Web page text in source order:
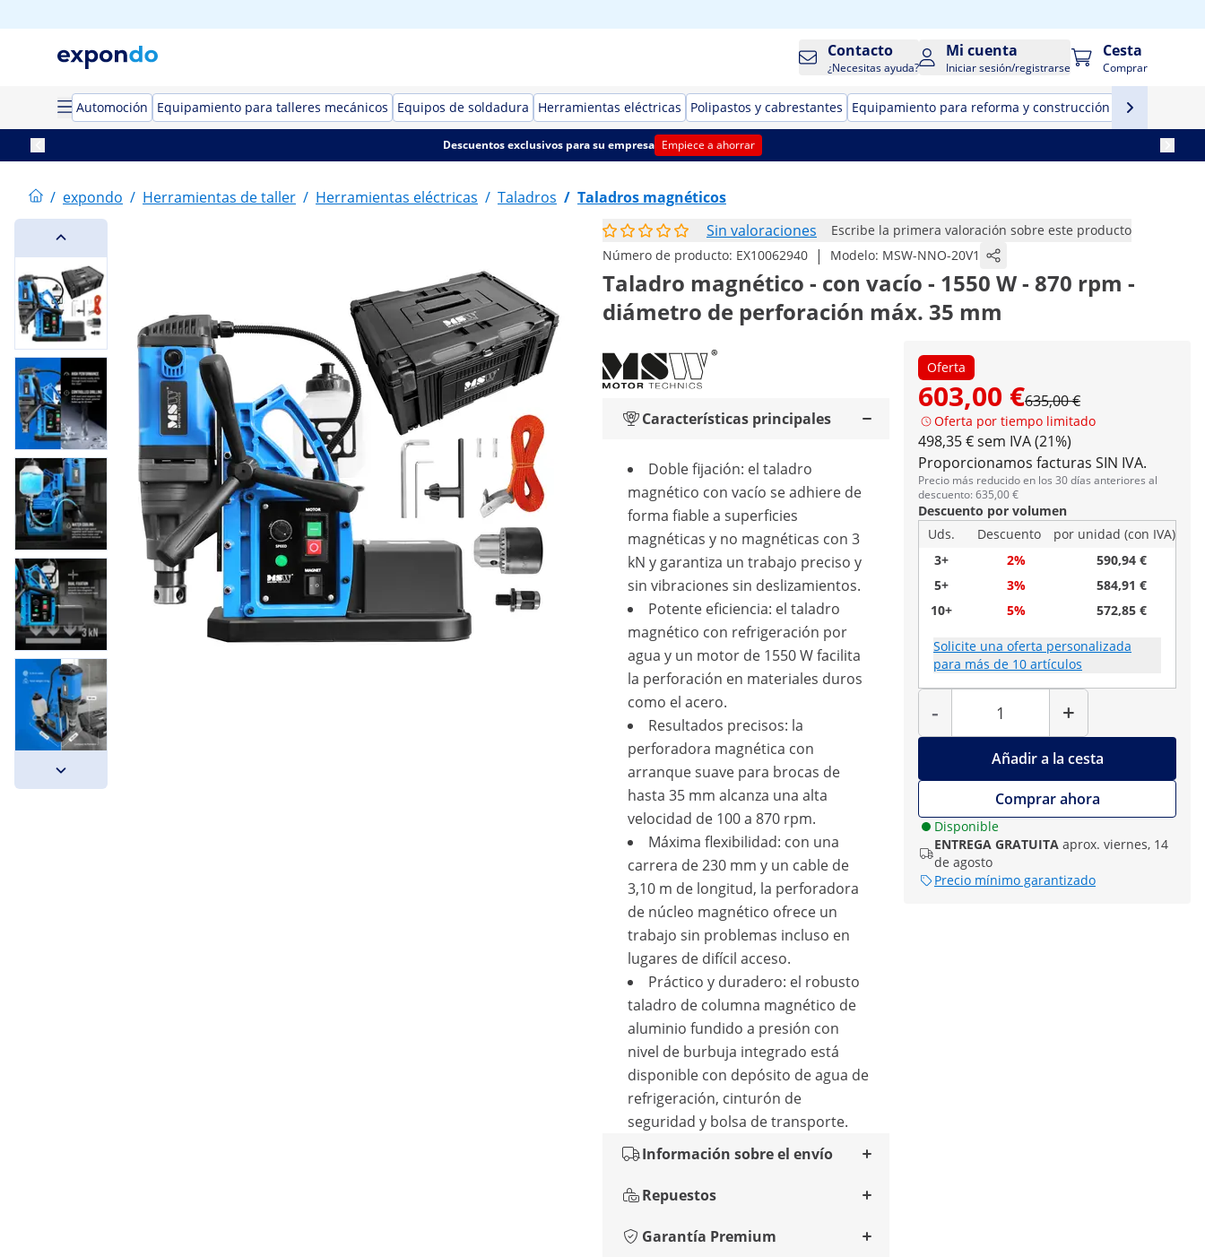
Contacto
¿Necesitas ayuda?
Mi cuenta
Iniciar sesión/registrarse
Cesta
Comprar
Automoción Equipamiento para talleres mecánicos Equipos de soldadura Herramientas eléctricas Polipastos y cabrestantes Equipamiento para reforma y construcción
Descuentos exclusivos para su empresa Empiece a ahorrar
/ expondo / Herramientas de taller / Herramientas eléctricas / Taladros / Taladros magnéticos
Sin valoraciones
Escribe la primera valoración sobre este producto
Número de producto: EX10062940 | Modelo: MSW-NNO-20V1
Taladro magnético - con vacío - 1550 W - 870 rpm -
diámetro de perforación máx. 35 mm
Oferta
603,00 €635,00 €
Oferta por tiempo limitado
498,35 € sem IVA (21%)
Proporcionamos facturas SIN IVA.
Precio más reducido en los 30 días anteriores al
descuento: 635,00 €
Descuento por volumen
Uds.
Descuento
por unidad (con IVA)
3+
2%
590,94 €
5+
3%
584,91 €
10+
5% 572,85 €
Solicite una oferta personalizada
para más de 10 artículos
-
Cantidad
+
Añadir a la cesta
Comprar ahora
Disponible
ENTREGA GRATUITA aprox. viernes, 14
de agosto
Precio mínimo garantizado
Características principales
Doble fijación: el taladro
magnético con vacío se adhiere de
forma fiable a superficies
magnéticas y no magnéticas con 3
kN y garantiza un trabajo preciso y
sin vibraciones sin deslizamientos.
Potente eficiencia: el taladro
magnético con refrigeración por
agua y un motor de 1550 W facilita
la perforación en materiales duros
como el acero.
Resultados precisos: la
perforadora magnética con
arranque suave para brocas de
hasta 35 mm alcanza una alta
velocidad de 100 a 870 rpm.
Máxima flexibilidad: con una
carrera de 230 mm y un cable de
3,10 m de longitud, la perforadora
de núcleo magnético ofrece un
trabajo sin problemas incluso en
lugares de difícil acceso.
Práctico y duradero: el robusto
taladro de columna magnético de
aluminio fundido a presión con
nivel de burbuja integrado está
disponible con depósito de agua de
refrigeración, cinturón de
seguridad y bolsa de transporte.
Información sobre el envío
Repuestos
Garantía Premium